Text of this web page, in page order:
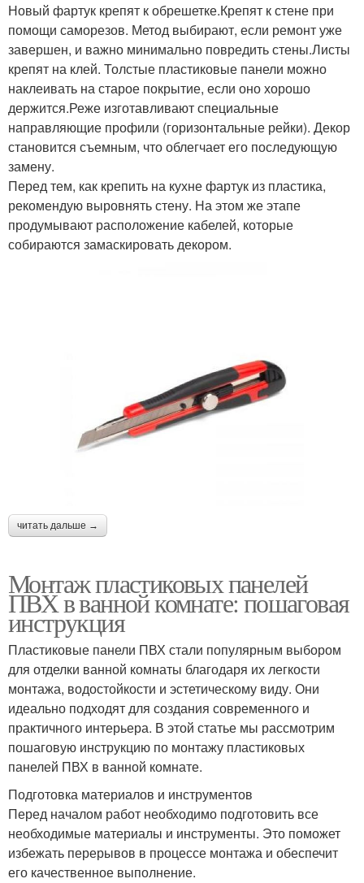
Новый фартук крепят к обрешетке.Крепят к стене при
помощи саморезов. Метод выбирают, если ремонт уже
завершен, и важно минимально повредить стены.Листы
крепят на клей. Толстые пластиковые панели можно
наклеивать на старое покрытие, если оно хорошо
держится.Реже изготавливают специальные
направляющие профили (горизонтальные рейки). Декор
становится съемным, что облегчает его последующую
замену.
Перед тем, как крепить на кухне фартук из пластика,
рекомендую выровнять стену. На этом же этапе
продумывают расположение кабелей, которые
собираются замаскировать декором.
читать дальше →
Монтаж пластиковых панелей
ПВХ в ванной комнате: пошаговая
инструкция
Пластиковые панели ПВХ стали популярным выбором
для отделки ванной комнаты благодаря их легкости
монтажа, водостойкости и эстетическому виду. Они
идеально подходят для создания современного и
практичного интерьера. В этой статье мы рассмотрим
пошаговую инструкцию по монтажу пластиковых
панелей ПВХ в ванной комнате.
Подготовка материалов и инструментов
Перед началом работ необходимо подготовить все
необходимые материалы и инструменты. Это поможет
избежать перерывов в процессе монтажа и обеспечит
его качественное выполнение.